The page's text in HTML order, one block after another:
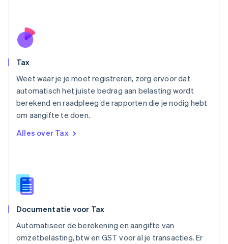
Tax
Weet waar je je moet registreren, zorg ervoor dat
automatisch het juiste bedrag aan belasting wordt
berekend en raadpleeg de rapporten die je nodig hebt
om aangifte te doen.
Alles over Tax
Documentatie voor Tax
Automatiseer de berekening en aangifte van
omzetbelasting, btw en GST voor al je transacties. Er
English
Oostenrijk
English
Portugal
English
Roemenië
English
Singapore
English 简体中文
English
Spanje
Thailand
ไทยEnglish
Tsjechië